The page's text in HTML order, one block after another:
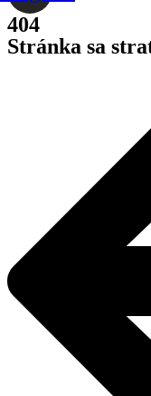
404
Stránka sa